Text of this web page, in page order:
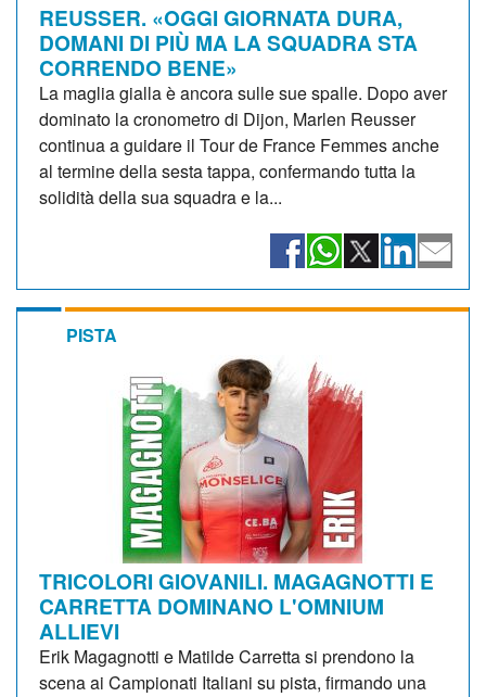
REUSSER. «OGGI GIORNATA DURA,
DOMANI DI PIÙ MA LA SQUADRA STA
CORRENDO BENE»
La maglia gialla è ancora sulle sue spalle. Dopo aver
dominato la cronometro di Dijon, Marlen Reusser
continua a guidare il Tour de France Femmes anche
al termine della sesta tappa, confermando tutta la
solidità della sua squadra e la...
PISTA
TRICOLORI GIOVANILI. MAGAGNOTTI E
CARRETTA DOMINANO L'OMNIUM
ALLIEVI
Erik Magagnotti e Matilde Carretta si prendono la
scena ai Campionati Italiani su pista, firmando una